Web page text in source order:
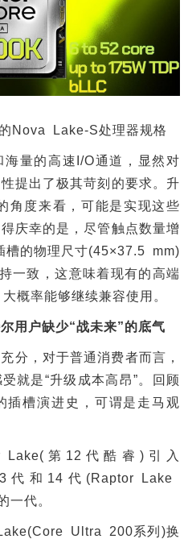
Nova Lake-S处理器规格
量的高速I/O通道，显然对
提出了极其苛刻的要求。升
角度来看，可能是实现这些
庆幸的是，尽管触点数量增
槽的物理尺寸(45×37.5 mm)
一致，这意味着现有的高端
概率能够继续兼容使用。
户缺少“战未来”的底气
，对于普通消费者而言，
就是“升级成本高昂”。回顾
插槽演进史，可谓是走马观
第12代酷睿)引入
代和14代(Raptor Lake
一代。
Ultra 200系列)换